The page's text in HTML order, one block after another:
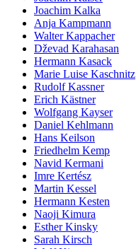
Joachim Kalka
Anja Kampmann
Walter Kappacher
Dževad Karahasan
Hermann Kasack
Marie Luise Kaschnitz
Rudolf Kassner
Erich Kästner
Wolfgang Kayser
Daniel Kehlmann
Hans Keilson
Friedhelm Kemp
Navid Kermani
Imre Kertész
Martin Kessel
Hermann Kesten
Naoji Kimura
Esther Kinsky
Sarah Kirsch